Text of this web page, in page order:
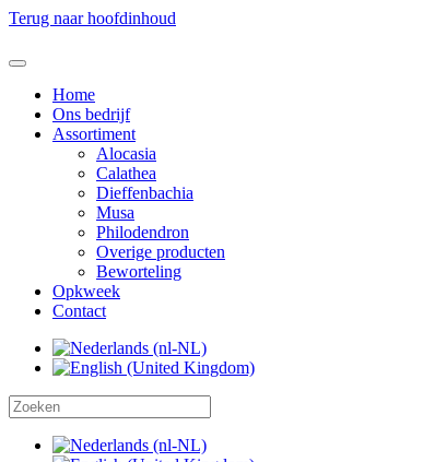
Terug naar hoofdinhoud
Home
Ons bedrijf
Assortiment
Alocasia
Calathea
Dieffenbachia
Musa
Philodendron
Overige producten
Beworteling
Opkweek
Contact